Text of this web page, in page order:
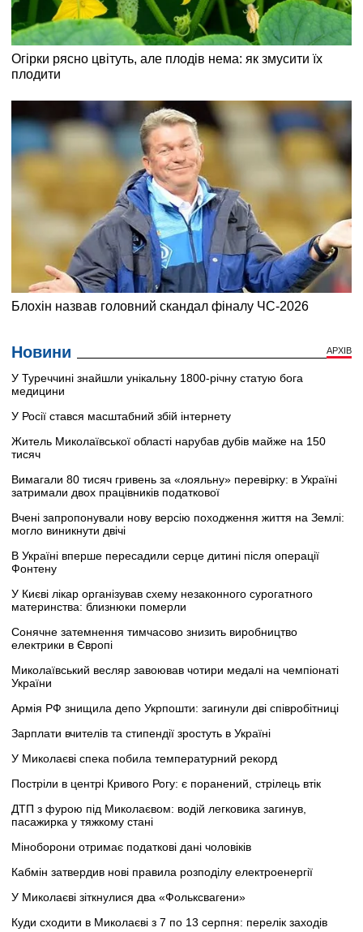
Новини АРХІВ
У Туреччині знайшли унікальну 1800-річну статую бога
медицини
У Росії стався масштабний збій інтернету
Житель Миколаївської області нарубав дубів майже на 150
тисяч
Вимагали 80 тисяч гривень за «лояльну» перевірку: в Україні
затримали двох працівників податкової
Вчені запропонували нову версію походження життя на Землі:
могло виникнути двічі
В Україні вперше пересадили серце дитині після операції
Фонтену
У Києві лікар організував схему незаконного сурогатного
материнства: близнюки померли
Сонячне затемнення тимчасово знизить виробництво
електрики в Європі
Миколаївський весляр завоював чотири медалі на чемпіонаті
України
Армія РФ знищила депо Укрпошти: загинули дві співробітниці
Зарплати вчителів та стипендії зростуть в Україні
У Миколаєві спека побила температурний рекорд
Постріли в центрі Кривого Рогу: є поранений, стрілець втік
ДТП з фурою під Миколаєвом: водій легковика загинув,
пасажирка у тяжкому стані
Міноборони отримає податкові дані чоловіків
Кабмін затвердив нові правила розподілу електроенергії
У Миколаєві зіткнулися два «Фольксвагени»
Куди сходити в Миколаєві з 7 по 13 серпня: перелік заходів